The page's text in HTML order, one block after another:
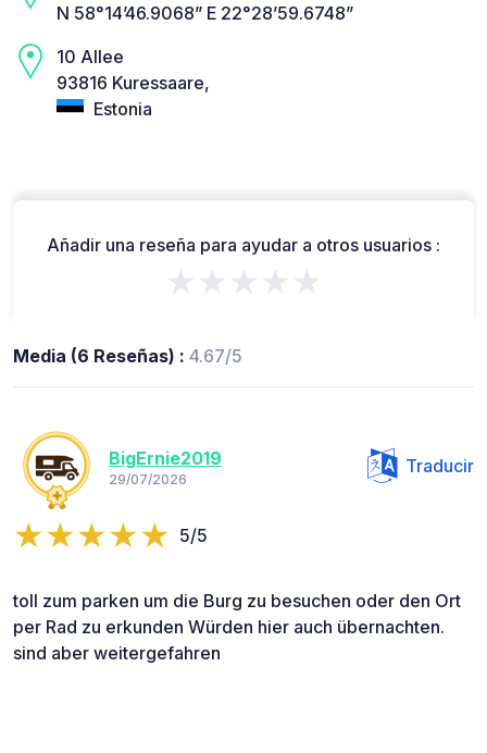
N 58°14’46.9068” E 22°28’59.6748”
10 Allee
93816 Kuressaare,
Estonia
Añadir una reseña para ayudar a otros usuarios :
★★★★★
Media (6 Reseñas) : 4.67/5
BigErnie2019
29/07/2026
Traducir
5/5
toll zum parken um die Burg zu besuchen oder den Ort
per Rad zu erkunden Würden hier auch übernachten.
sind aber weitergefahren